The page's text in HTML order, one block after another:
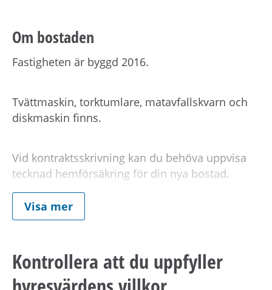
Om bostaden
Fastigheten är byggd 2016.
Tvättmaskin, torktumlare, matavfallskvarn och
diskmaskin finns.
Vid kontraktsskrivning kan du behöva uppvisa
tecknad hemförsäkring för din nya bostad.
Om hyran
tillkommer efter avläst förbrukning.
Visa mer
Kontrollera att du uppfyller